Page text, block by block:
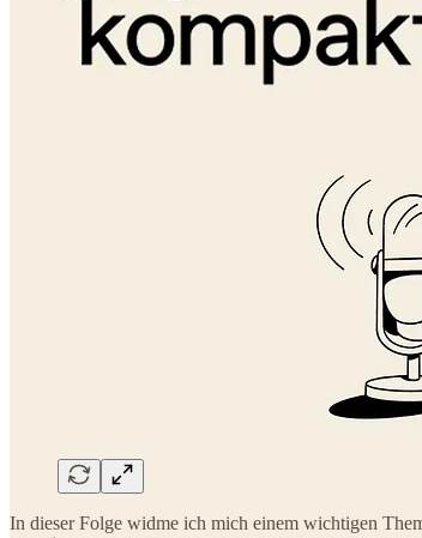
In dieser Folge widme ich mich einem wichtigen